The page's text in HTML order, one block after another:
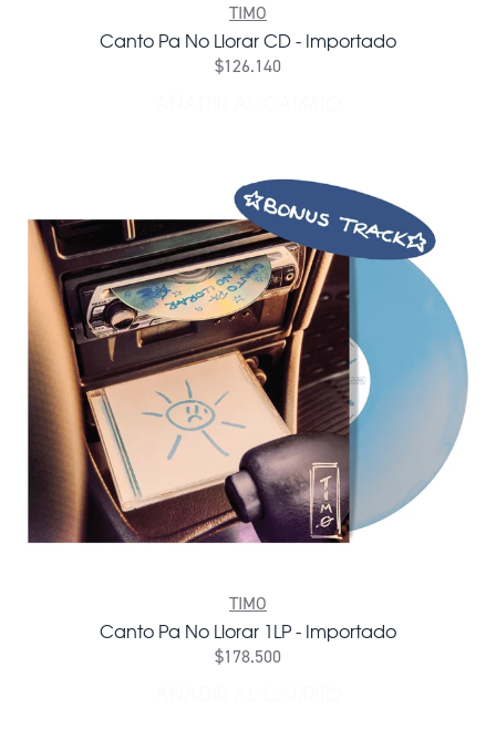
TIMO
Canto Pa No Llorar CD - Importado
$126.140
TIMO
Canto Pa No Llorar 1LP - Importado
$178.500